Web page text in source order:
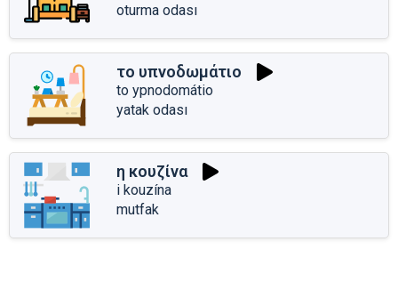
oturma odası
το υπνοδωμάτιο
to ypnodomátio
yatak odası
η κουζίνα
i kouzína
mutfak